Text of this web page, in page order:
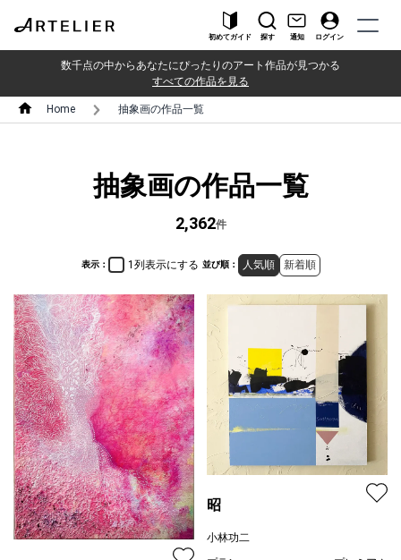
初めてガイド 探す 通知 ログイン
数千点の中からあなたにぴったりのアート作品が見つかる
すべての作品を見る
Home 抽象画の作品一覧
抽象画の作品一覧
2,362件
表示： 1列表示にする 並び順： 人気順 新着順
昭
小林功二